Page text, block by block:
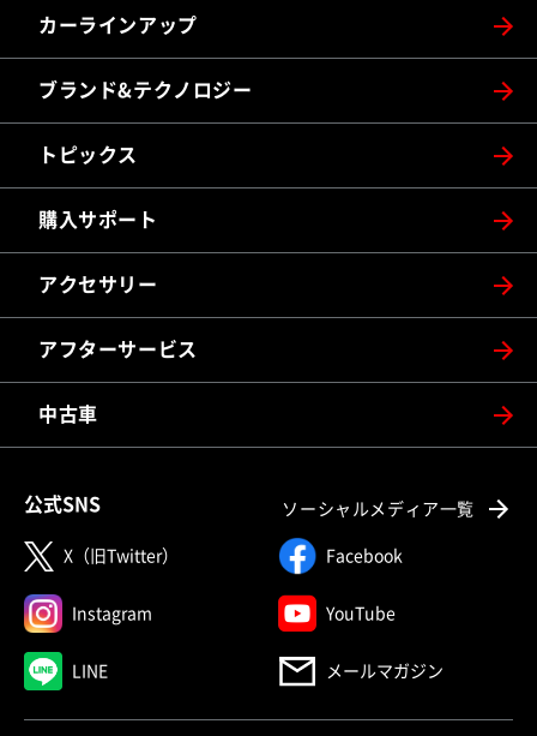
カーラインアップ
ブランド&テクノロジー
トピックス
購入サポート
アクセサリー
アフターサービス
中古車
公式SNS ソーシャルメディア一覧
X（旧Twitter） Facebook
Instagram YouTube
LINE メールマガジン